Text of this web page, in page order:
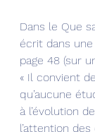
Dans le Que
écrit dans
page 48 (sur
« Il convient
qu’aucune
à l’évolution
l’attention